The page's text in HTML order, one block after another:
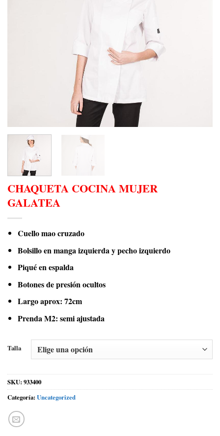
CHAQUETA COCINA MUJER
GALATEA
Cuello mao cruzado
Bolsillo en manga izquierda y pecho izquierdo
Piqué en espalda
Botones de presión ocultos
Largo aprox: 72cm
Prenda M2: semi ajustada
Talla
SKU: 933400
Categoría: Uncategorized